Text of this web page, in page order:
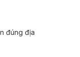
đúng địa